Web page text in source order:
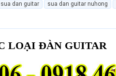
sua dan guitar sua dan guitar nuhong
LOẠI ĐÀN GUITAR